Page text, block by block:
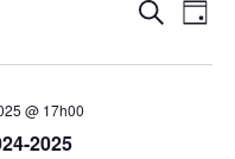
et
Recherche
de
Jour
@ 17h00
2025